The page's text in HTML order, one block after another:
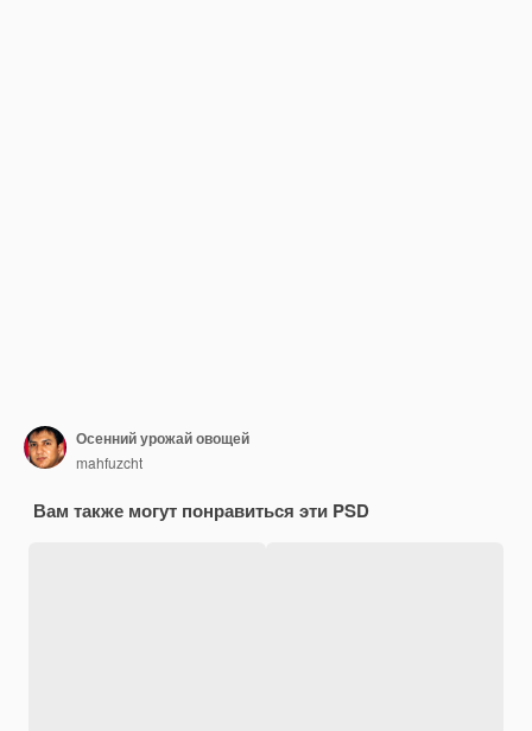
Осенний урожай овощей
mahfuzcht
Вам также могут понравиться эти PSD